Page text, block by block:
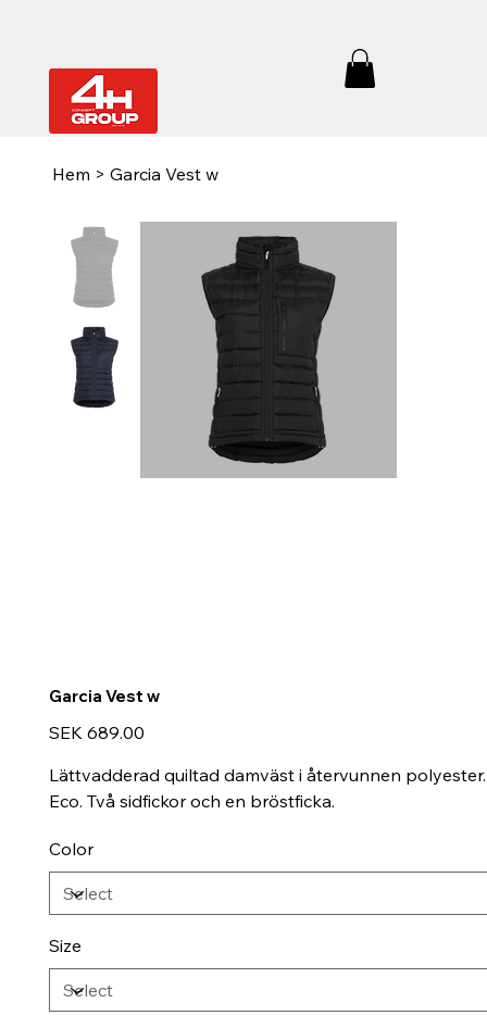
Hem > Garcia Vest w
Garcia Vest w
Price
SEK 689.00
Lättvadderad quiltad damväst i återvunnen
Eco. Två sidfickor och en bröstficka.
Color
Size